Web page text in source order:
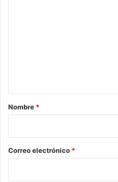
r
*
Nombre *
Correo electrónico *